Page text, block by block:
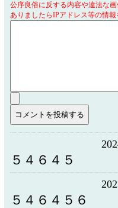
公序良俗に反する内容や違法な
ありましたらIPアドレス等の情
５４６４５
５４６４５６